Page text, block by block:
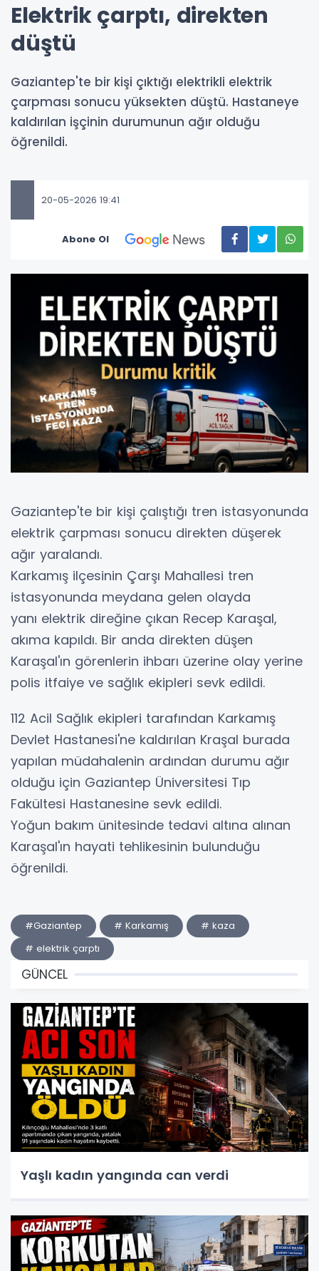
Elektrik çarptı, direkten
düştü
Gaziantep'te bir kişi çıktığı elektrikli elektrik
çarpması sonucu yüksekten düştü. Hastaneye
kaldırılan işçinin durumunun ağır olduğu
öğrenildi.
20-05-2026 19:41
Abone Ol
Gaziantep'te bir kişi çalıştığı tren istasyonunda
elektrik çarpması sonucu direkten düşerek
ağır yaralandı.
Karkamış ilçesinin Çarşı Mahallesi tren
istasyonunda meydana gelen olayda
yanı elektrik direğine çıkan Recep Karaşal,
akıma kapıldı. Bir anda direkten düşen
Karaşal'ın görenlerin ihbarı üzerine olay yerine
polis itfaiye ve sağlık ekipleri sevk edildi.
112 Acil Sağlık ekipleri tarafından Karkamış
Devlet Hastanesi'ne kaldırılan Kraşal burada
yapılan müdahalenin ardından durumu ağır
olduğu için Gaziantep Üniversitesi Tıp
Fakültesi Hastanesine sevk edildi.
Yoğun bakım ünitesinde tedavi altına alınan
Karaşal'ın hayati tehlikesinin bulunduğu
öğrenildi.
#Gaziantep # Karkamış
# kaza
# elektrik çarptı
GÜNCEL
Yaşlı kadın yangında can verdi